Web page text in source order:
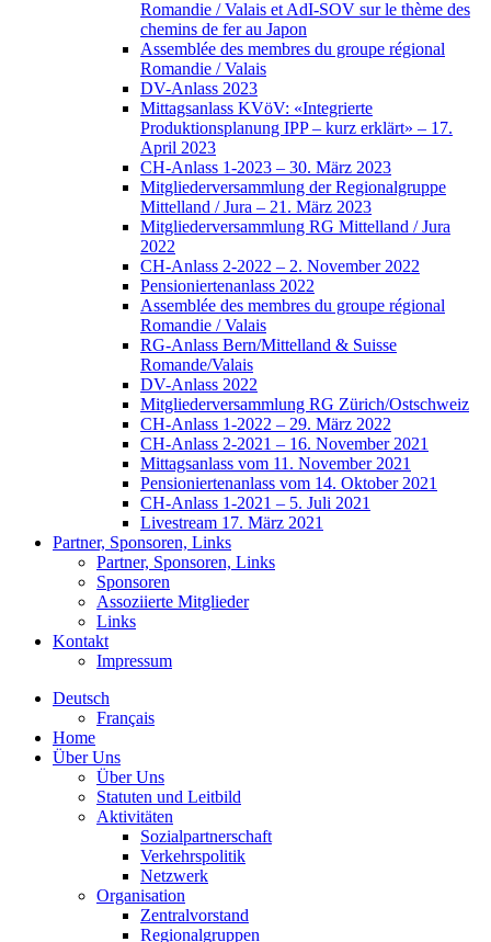
Romandie / Valais et AdI-SOV sur le thème des
chemins de fer au Japon
Assemblée des membres du groupe régional
Romandie / Valais
DV-Anlass 2023
Mittagsanlass KVöV: «Integrierte
Produktionsplanung IPP – kurz erklärt» – 17.
April 2023
CH-Anlass 1-2023 – 30. März 2023
Mitgliederversammlung der Regionalgruppe
Mittelland / Jura – 21. März 2023
Mitgliederversammlung RG Mittelland / Jura
2022
CH-Anlass 2-2022 – 2. November 2022
Pensioniertenanlass 2022
Assemblée des membres du groupe régional
Romandie / Valais
RG-Anlass Bern/Mittelland & Suisse
Romande/Valais
DV-Anlass 2022
Mitgliederversammlung RG Zürich/Ostschweiz
CH-Anlass 1-2022 – 29. März 2022
CH-Anlass 2-2021 – 16. November 2021
Mittagsanlass vom 11. November 2021
Pensioniertenanlass vom 14. Oktober 2021
CH-Anlass 1-2021 – 5. Juli 2021
Livestream 17. März 2021
Partner, Sponsoren, Links
Partner, Sponsoren, Links
Sponsoren
Assoziierte Mitglieder
Links
Kontakt
Impressum
Deutsch
Français
Home
Über Uns
Über Uns
Statuten und Leitbild
Aktivitäten
Sozialpartnerschaft
Verkehrspolitik
Netzwerk
Organisation
Zentralvorstand
Regionalgruppen